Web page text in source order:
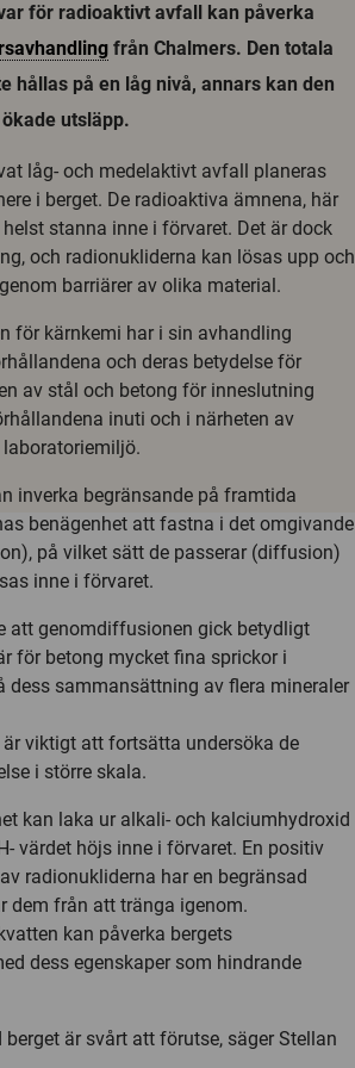
för radioaktivt avfall kan påverka
från Chalmers. Den totala
hållas på en låg nivå, annars kan den
utsläpp.
låg- och medelaktivt avfall planeras
i berget. De radioaktiva ämnena, här
stanna inne i förvaret. Det är dock
och radionukliderna kan lösas upp och
barriärer av olika material.
för kärnkemi har i sin avhandling
och deras betydelse för
av stål och betong för inneslutning
inuti och i närheten av
inverka begränsande på framtida
benägenhet att fastna i det omgivande
på vilket sätt de passerar (diffusion)
inne i förvaret.
att genomdiffusionen gick betydligt
för betong mycket fina sprickor i
dess sammansättning av flera mineraler
viktigt att fortsätta undersöka de
i större skala.
kan laka ur alkali- och kalciumhydroxid
värdet höjs inne i förvaret. En positiv
radionukliderna har en begränsad
dem från att tränga igenom.
kan påverka bergets
dess egenskaper som hindrande
är svårt att förutse, säger Stellan